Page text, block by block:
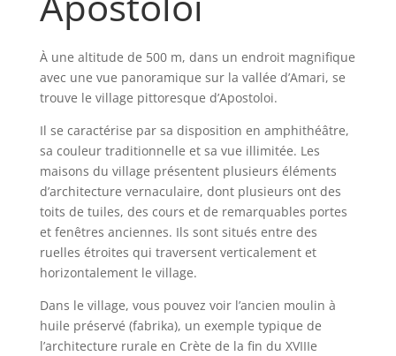
À une altitude de 500 m, dans un endroit magnifique
avec une vue panoramique sur la vallée d’Amari, se
trouve le village pittoresque d’Apostoloi.
Il se caractérise par sa disposition en amphithéâtre,
sa couleur traditionnelle et sa vue illimitée. Les
maisons du village présentent plusieurs éléments
d’architecture vernaculaire, dont plusieurs ont des
toits de tuiles, des cours et de remarquables portes
et fenêtres anciennes. Ils sont situés entre des
ruelles étroites qui traversent verticalement et
horizontalement le village.
Dans le village, vous pouvez voir l’ancien moulin à
huile préservé (fabrika), un exemple typique de
l’architecture rurale en Crète de la fin du XVIIIe